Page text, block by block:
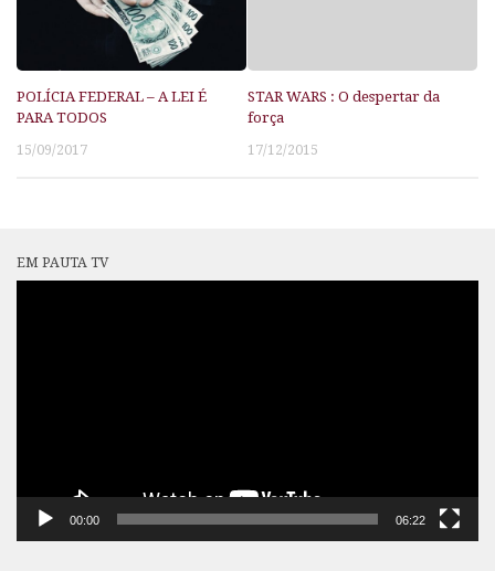
POLÍCIA FEDERAL – A LEI É
PARA TODOS
15/09/2017
STAR WARS : O despertar da
força
17/12/2015
EM PAUTA TV
00:00 06:22